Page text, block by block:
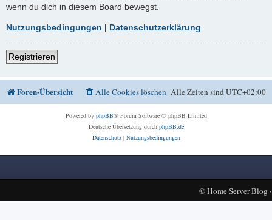
wenn du dich in diesem Board bewegst.
Nutzungsbedingungen | Datenschutzerklärung
Registrieren
Foren-Übersicht Alle Zeiten sindUTC+02:00
Alle Cookies löschen
Powered by phpBB® Forum Software © phpBB Limited
Deutsche Übersetzung durch phpBB.de
Datenschutz| Nutzungsbedingungen
©Home Server Blog